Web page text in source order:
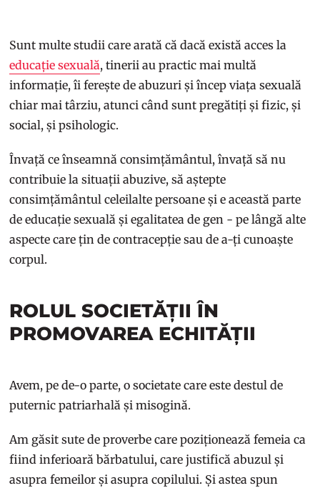
Sunt multe studii care arată că dacă există acces la
educație sexuală, tinerii au practic mai multă
informație, îi ferește de abuzuri și încep viața sexuală
chiar mai târziu, atunci când sunt pregătiți și fizic, și
social, și psihologic.
Învață ce înseamnă consimțământul, învață să nu
contribuie la situații abuzive, să aștepte
consimțământul celeilalte persoane și e această parte
de educație sexuală și egalitatea de gen - pe lângă alte
aspecte care țin de contracepție sau de a-ți cunoaște
corpul.
ROLUL SOCIETĂȚII ÎN
PROMOVAREA ECHITĂȚII
Avem, pe de-o parte, o societate care este destul de
puternic patriarhală și misogină.
Am găsit sute de proverbe care poziționează femeia ca
fiind inferioară bărbatului, care justifică abuzul și
asupra femeilor și asupra copilului. Și astea spun